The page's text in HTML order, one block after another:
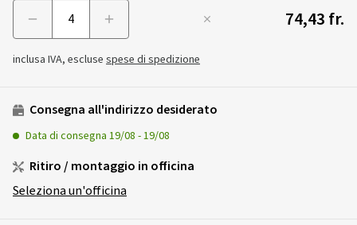
74,43 fr.
inclusa IVA, escluse spese di spedizione
Consegna all'indirizzo desiderato
Data di consegna 19/08 -19/08
Ritiro / montaggio in officina
Seleziona un'officina